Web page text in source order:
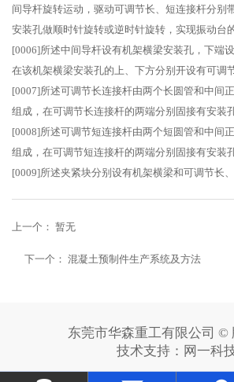
间导杆旋转运动，驱动可调节长、短连接杆分别
安装孔做顺时针旋转或逆时针旋转，实现振动台
[0006]所述中间导杆设有机架横梁安装孔，下端
在该机架横梁安装孔的上、下方分别开设有可调
[0007]所述可调节长连接杆由两个长圆管和中间
组成，在可调节长连接杆的两端分别固接有安装
[0008]所述可调节短连接杆由两个短圆管和中间
组成，在可调节短连接杆的两端分别固接有安装
[0009]所述夹紧块分别设有机架横梁和可调节长
上一个： 暂无
下一个： 混凝土预制件生产系统及方法
东莞市华森重工有限公司 ©
技术支持： 网一科